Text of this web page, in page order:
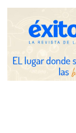
avanzadas para
COMPALISS de
las posibilidades